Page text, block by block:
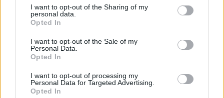
I want to opt-out of the Sharing of my
personal data.
Opted In
I want to opt-out of the Sale of my
Personal Data.
Opted In
I want to opt-out of processing my
Personal Data for Targeted Advertising.
Opted In
Minka 13. rész